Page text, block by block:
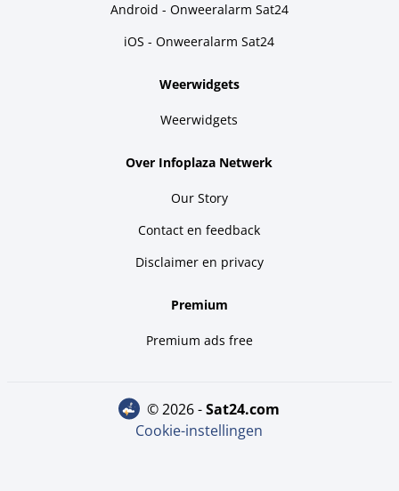
Android - Onweeralarm Sat24
iOS - Onweeralarm Sat24
Weerwidgets
Weerwidgets
Over Infoplaza Netwerk
Our Story
Contact en feedback
Disclaimer en privacy
Premium
Premium ads free
© 2026 - sat24.com
Cookie-instellingen